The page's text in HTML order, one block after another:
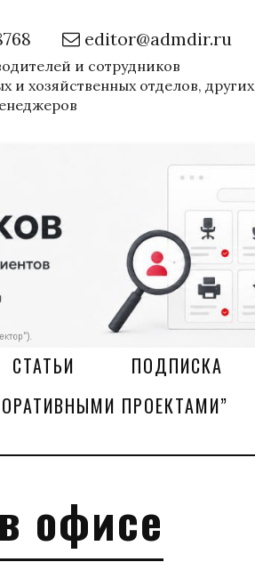
editor@admdir.ru
и сотрудников
и хозяйственных отделов, других
СТАТЬИ ПОДПИСКА
ПРОЕКТАМИ”
офисе